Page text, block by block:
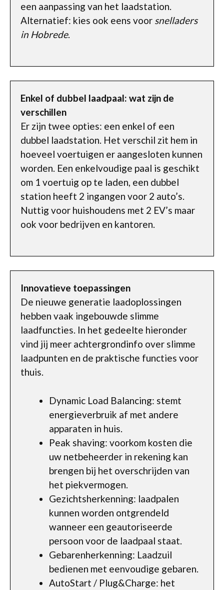
een aanpassing van het laadstation.
Alternatief: kies ook eens voor snelladers
in Hobrede.
Enkel of dubbel laadpaal: wat zijn de
verschillen
Er zijn twee opties: een enkel of een
dubbel laadstation. Het verschil zit hem in
hoeveel voertuigen er aangesloten kunnen
worden. Een enkelvoudige paal is geschikt
om 1 voertuig op te laden, een dubbel
station heeft 2 ingangen voor 2 auto’s.
Nuttig voor huishoudens met 2 EV’s maar
ook voor bedrijven en kantoren.
Innovatieve toepassingen
De nieuwe generatie laadoplossingen
hebben vaak ingebouwde slimme
laadfuncties. In het gedeelte hieronder
vind jij meer achtergrondinfo over slimme
laadpunten en de praktische functies voor
thuis.
Dynamic Load Balancing: stemt
energieverbruik af met andere
apparaten in huis.
Peak shaving: voorkom kosten die
uw netbeheerder in rekening kan
brengen bij het overschrijden van
het piekvermogen.
Gezichtsherkenning: laadpalen
kunnen worden ontgrendeld
wanneer een geautoriseerde
persoon voor de laadpaal staat.
Gebarenherkenning: Laadzuil
bedienen met eenvoudige gebaren.
AutoStart / Plug&Charge: het